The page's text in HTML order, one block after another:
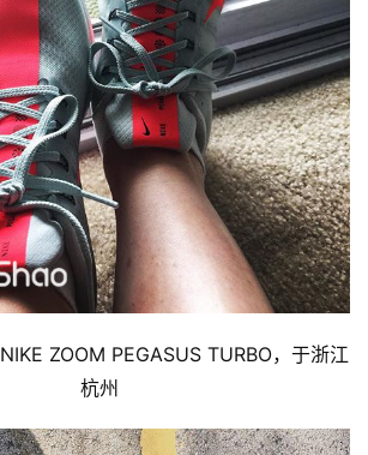
NIKE ZOOM PEGASUS TURBO，于浙江
杭州